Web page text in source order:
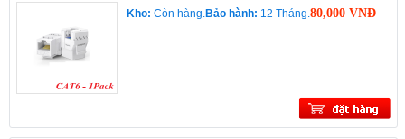
Kho: Còn hàng.Bảo hành: 12 Tháng.80,000 VNĐ